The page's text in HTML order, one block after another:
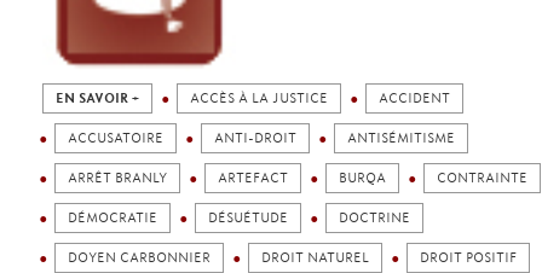
EN SAVOIR + ACCÈS À LA JUSTICE ACCIDENT
ACCUSATOIRE ANTI-DROIT ANTISÉMITISME
ARRÊT BRANLY ARTEFACT BURQA CONTRAINTE
DÉMOCRATIE DÉSUÉTUDE DOCTRINE
DOYEN CARBONNIER DROIT NATUREL DROIT POSITIF